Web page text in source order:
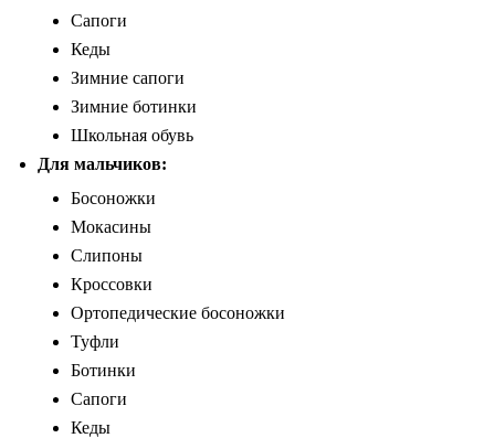
Сапоги
Кеды
Зимние сапоги
Зимние ботинки
Школьная обувь
Для мальчиков:
Босоножки
Мокасины
Слипоны
Кроссовки
Ортопедические босоножки
Туфли
Ботинки
Сапоги
Кеды